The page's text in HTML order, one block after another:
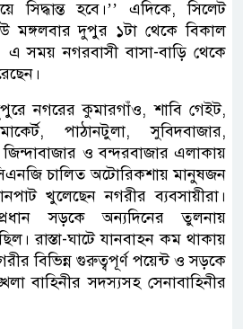
সিদ্ধান্ত হবে।’’ এদিকে, সিলেট
মঙ্গলবার দুপুর ১টা থেকে বিকাল
এ সময় নগরবাসী বাসা-বাড়ি থেকে
নগরের কুমারগাঁও, শাবি গেইট,
পাঠানটুলা, সুবিদবাজার,
জিন্দাবাজার ও বন্দরবাজার এলাকায়
চালিত অটোরিকশায় মানুষজন
খুলেছেন নগরীর ব্যবসায়ীরা।
সড়কে অন্যদিনের তুলনায়
রাস্তা-ঘাটে যানবাহন কম থাকায়
বিভিন্ন গুরুত্বপূর্ণ পয়েন্ট ও সড়কে
বাহিনীর সদস্যসহ সেনাবাহিনীর